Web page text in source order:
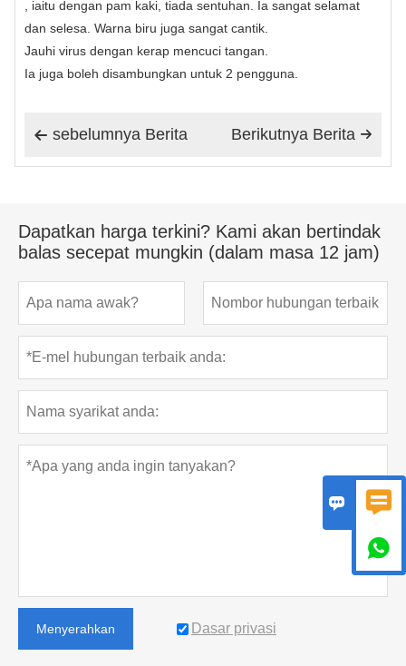
, iaitu dengan pam kaki, tiada sentuhan. Ia sangat selamat
dan selesa. Warna biru juga sangat cantik.
Jauhi virus dengan kerap mencuci tangan.
Ia juga boleh disambungkan untuk 2 pengguna.
 sebelumnya Berita 
Berikutnya Berita
Dapatkan harga terkini? Kami akan bertindak
balas secepat mungkin (dalam masa 12 jam)
Menyerahkan Dasar privasi
 
